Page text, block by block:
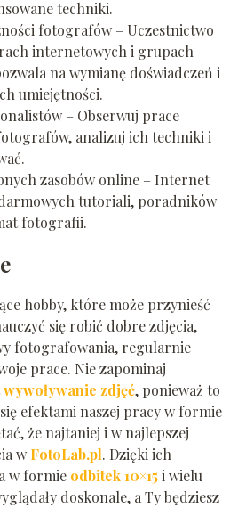
techniki.
fotografów – Uczestnictwo
internetowych i grupach
na wymianę doświadczeń i
umiejętności.
– Obserwuj prace
analizuj ich techniki i
zasobów online – Internet
tutoriali, poradników
fotografii.
hobby, które może przynieść
się robić dobre zdjęcia,
fotografowania, regularnie
prace. Nie zapominaj
wywoływanie zdjęć, ponieważ to
efektami naszej pracy w formie
że najtaniej i w najlepszej
w FotoLab.pl. Dzięki ich
w formie odbitek 10×15i wielu
doskonale, a Ty będziesz